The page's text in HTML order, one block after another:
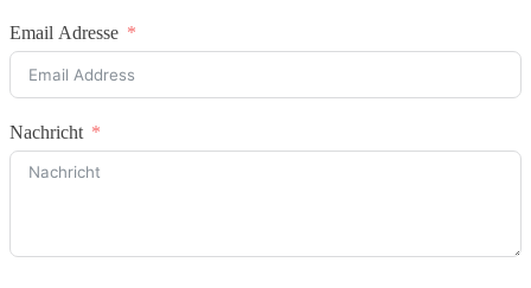
Email Adresse
Nachricht